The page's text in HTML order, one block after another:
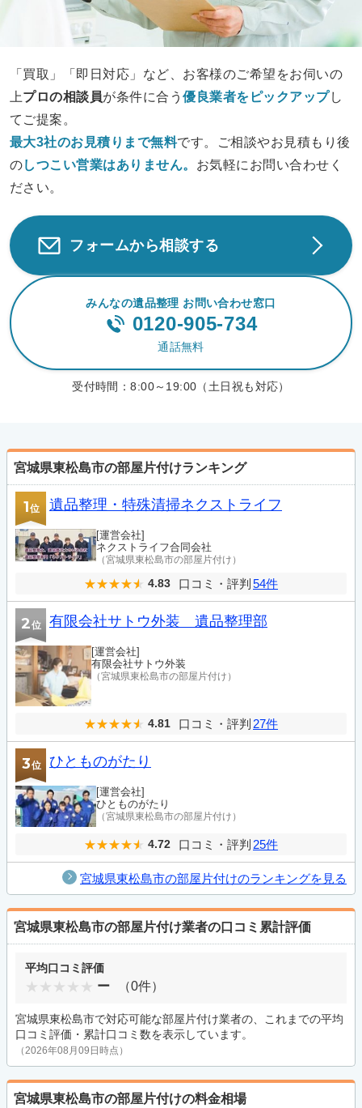
「買取」「即日対応」など、お客様のご希望をお伺いの
上プロの相談員が条件に合う優良業者をピックアップし
てご提案。
最大3社のお見積りまで無料です。ご相談やお見積もり後
のしつこい営業はありません。 お気軽にお問い合わせく
ださい。
フォームから相談する
みんなの遺品整理 お問い合わせ窓口
0120-905-734
通話無料
受付時間：8:00～19:00（土日祝も対応）
宮城県東松島市の部屋片付けランキング
1位 遺品整理・特殊清掃ネクストライフ
[運営会社]
ネクストライフ合同会社
（宮城県東松島市の部屋片付け）
4.83 口コミ・評判 54件
2位 有限会社サトウ外装 遺品整理部
[運営会社]
有限会社サトウ外装
（宮城県東松島市の部屋片付け）
4.81 口コミ・評判 27件
3位 ひとものがたり
[運営会社]
ひとものがたり
（宮城県東松島市の部屋片付け）
4.72 口コミ・評判 25件
宮城県東松島市の部屋片付けのランキングを見る
宮城県東松島市の部屋片付け業者の口コミ累計評価
平均口コミ評価
ー （0件）
宮城県東松島市で対応可能な部屋片付け業者の、これまでの平均
口コミ評価・累計口コミ数を表示しています。
（2026年08月09日時点）
宮城県東松島市の部屋片付けの料金相場